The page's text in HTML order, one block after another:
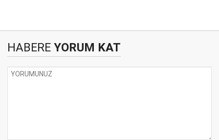
HABERE YORUM KAT